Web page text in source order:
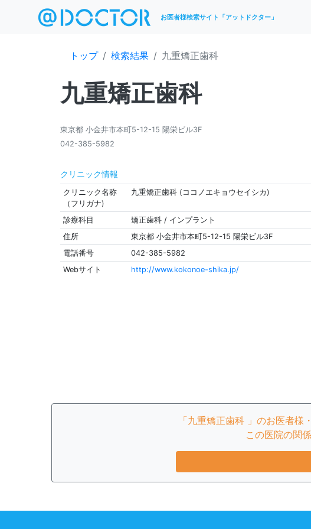
お医者様検索サイト「アットドクター」
トップ 検索結果 九重矯正歯科
九重矯正歯科
東京都 小金井市本町5-12-15 陽栄ビル3F
042-385-5982
クリニック情報
クリニック名称
（フリガナ)
九重矯正歯科 (ココノエキョウセイシカ)
診療科目
矯正歯科 / インプラント
住所
東京都 小金井市本町5-12-15 陽栄ビル3F
電話番号
042-385-5982
Webサイト
http://www.kokonoe-shika.jp/
「九重矯正歯科 」のお医者様
この医院の関